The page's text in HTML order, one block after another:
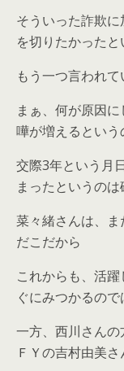
そういった詐欺
を切りたかったと
もう一つ言われて
まぁ、何が原因
嘩が増えるとい
交際3年という月
まったというのは
菜々緒さんは、
だこだから
これからも、活
ぐにみつかるので
一方、西川さん
ＦＹの吉村由美さ